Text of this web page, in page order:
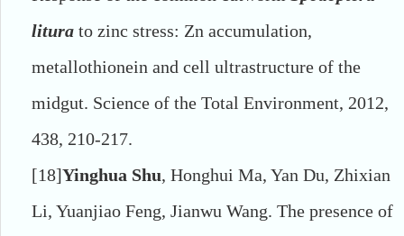
litura to zinc stress: Zn accumulation,
metallothionein and cell ultrastructure of the
midgut. Science of the Total Environment, 2012,
438, 210-217.
[18]Yinghua Shu, Honghui Ma, Yan Du, Zhixian
Li, Yuanjiao Feng, Jianwu Wang. The presence of